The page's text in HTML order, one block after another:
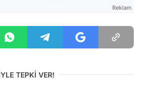
Reklam
TEPKİ VER!